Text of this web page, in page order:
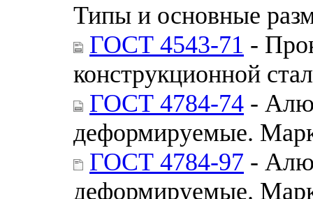
Типы и основные
ГОСТ 4543-71 -
конструкционной
ГОСТ 4784-74 -
деформируемые.
ГОСТ 4784-97 -
деформируемые.